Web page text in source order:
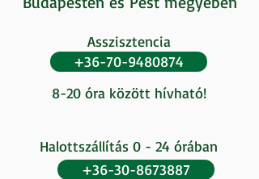
Asszisztencia
8-20 óra között hívható!
+36-70-9480874
Halottszállítás 0 - 24 órában
+36-30-8673887